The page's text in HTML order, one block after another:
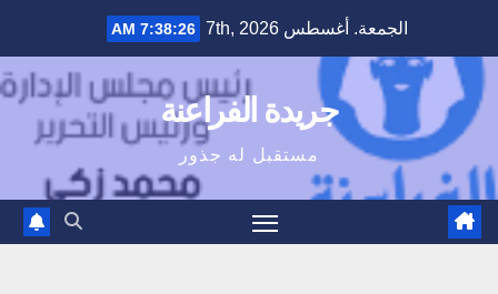
content
الجمعة. أغسطس 7th, 2026 7:38:27 AM
جريدة الفراعنة
مستقبل له جذور